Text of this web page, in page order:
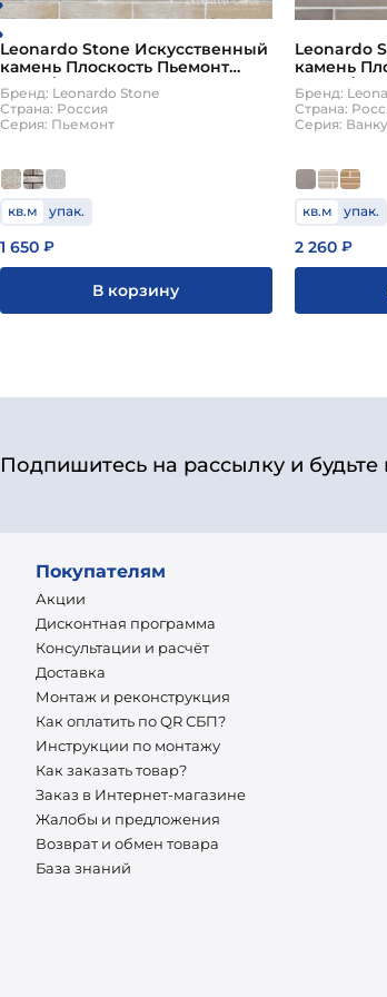
Leonardo Stone Искусственный
камень Плоскость Пьемонт
1,65м2/уп
Бренд: Leonardo Stone
Страна: Россия
Серия: Пьемонт
кв.м упак.
1 650 ₽
В корзину
Leonardo
камень
0,62м2/уп
Бренд:
Страна:
Серия:
кв.м упак.
2 260₽
Подпишитесь на рассылку и
Покупателям
Акции
Дисконтная программа
Консультации и расчёт
Доставка
Монтаж и реконструкция
Как оплатить по QR СБП?
Инструкции по монтажу
Как заказать товар?
Заказ в Интернет-магазине
Жалобы и предложения
Возврат и обмен товара
База знаний